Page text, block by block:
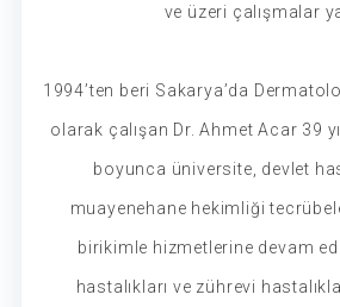
ve üzeri çalışmalar
1994’ten beri Sakarya’da
olarak çalışan Dr. Ahmet Acar 39
boyunca üniversite, devlet
muayenehane hekimliği
birikimle hizmetlerine devam
hastalıkları ve zührevi